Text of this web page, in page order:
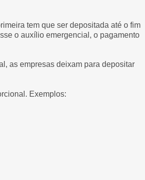
tem que ser depositada até o fim
o auxílio emergencial, o pagamento
as empresas deixam para depositar
Exemplos: